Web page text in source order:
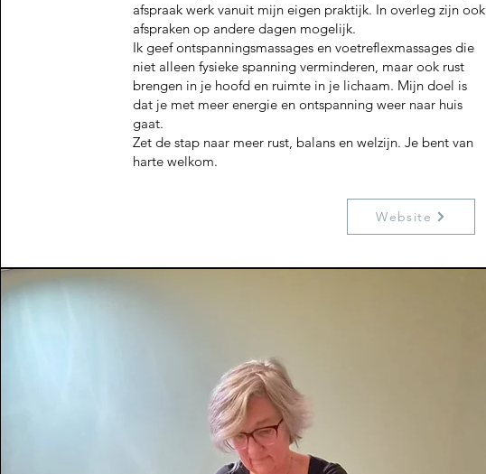
afspraak werk vanuit mijn eigen praktijk. In overleg zijn ook
afspraken op andere dagen mogelijk.
Ik geef ontspanningsmassages en voetreflexmassages die
niet alleen fysieke spanning verminderen, maar ook rust
brengen in je hoofd en ruimte in je lichaam. Mijn doel is
dat je met meer energie en ontspanning weer naar huis
gaat.
Zet de stap naar meer rust, balans en welzijn. Je bent van
harte welkom.
Website